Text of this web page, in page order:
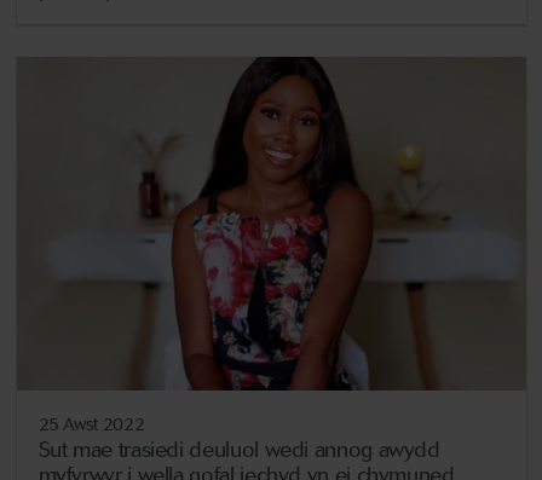
25 Awst 2022
Sut mae trasiedi deuluol wedi annog awydd